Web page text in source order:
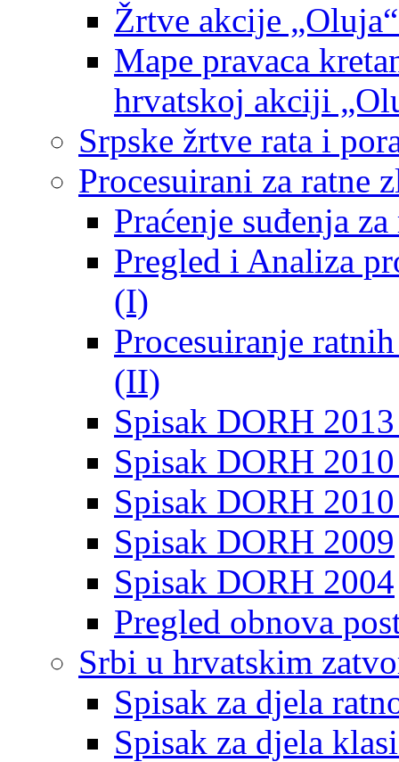
Žrtve akcije
Mape pravaca
hrvatskoj akciji
Srpske žrtve rata i
Procesuirani za ratne
Praćenje suđenja
Pregled i Analiza
(I)
Procesuiranje
(II)
Spisak DORH
Spisak DORH
Spisak DORH
Spisak DORH 2009
Spisak DORH 2004
Pregled obnova
Srbi u hrvatskim
Spisak za djela
Spisak za djela